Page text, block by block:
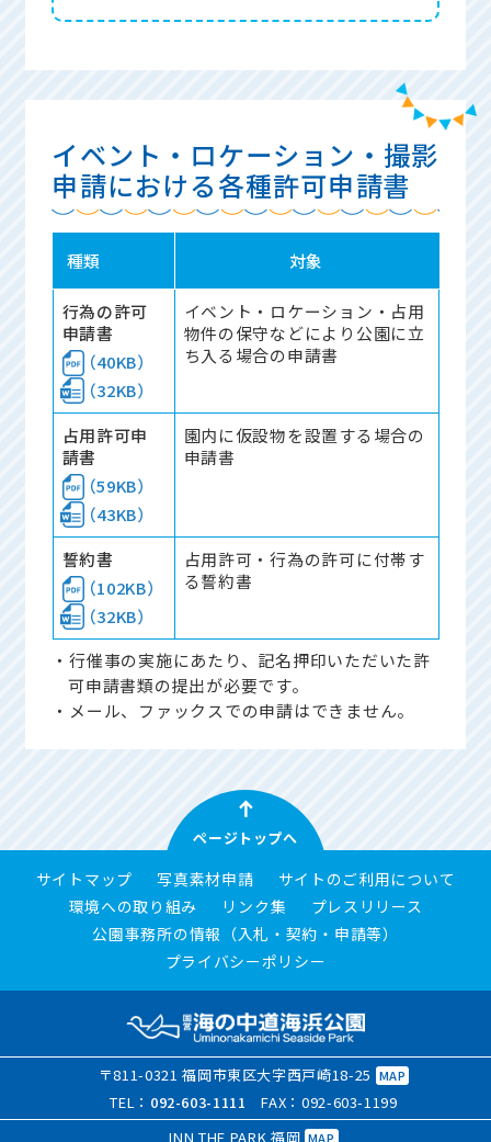
イベント・ロケーション・撮影
申請における各種許可申請書
種類 対象
行為の許可
申請書
（40KB）
（32KB）
イベント・ロケーション・占用
物件の保守などにより公園に立
ち入る場合の申請書
占用許可申
請書
（59KB）
（43KB）
園内に仮設物を設置する場合の
申請書
誓約書
（102KB）
（32KB）
占用許可・行為の許可に付帯す
る誓約書
・行催事の実施にあたり、記名押印いただいた許
可申請書類の提出が必要です。
・メール、ファックスでの申請はできません。
ページトップへ
サイトマップ 写真素材申請
サイトのご利用について
環境への取り組み
リンク集
プレスリリース
公園事務所の情報（入札・契約・申請等）
プライバシーポリシー
〒811-0321 福岡市東区大字西戸崎18-25 MAP
TEL： 092-603-1111 FAX：092-603-1199
INN THE PARK 福岡 MAP